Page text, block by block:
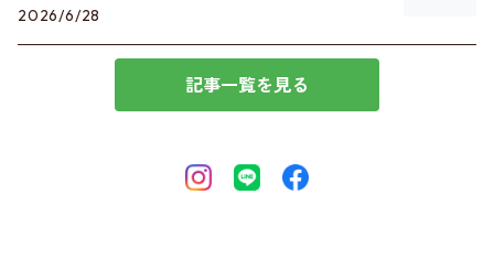
2026/6/28
記事一覧を見る